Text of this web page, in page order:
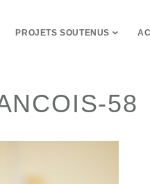
PROJETS SOUTENUS
58